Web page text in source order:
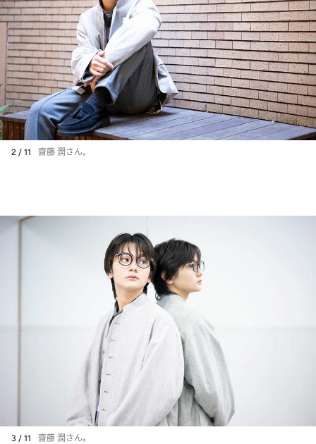
2 / 11 齋藤 潤さん。
3 / 11 齋藤 潤さん。